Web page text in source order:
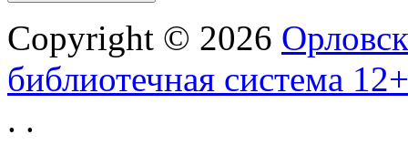
Copyright © 2026
библиотечная система 12+
. .